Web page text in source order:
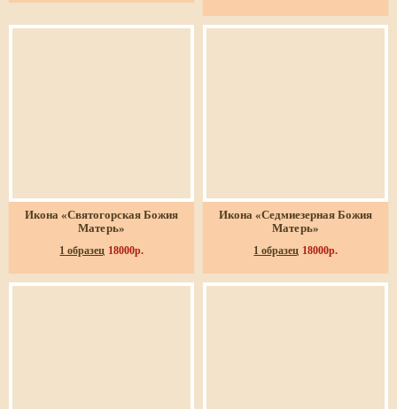
Икона «Святогорская Божия
Матерь»
1 образец 18000р.
Икона «Седмиезерная Божия
Матерь»
1 образец 18000р.